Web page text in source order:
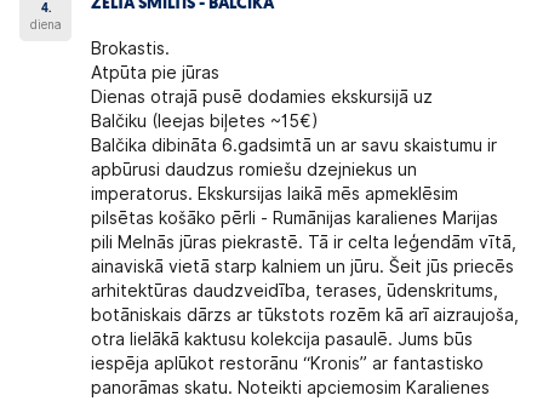
4.
diena
ZELTA SMILTIS - BALČIKA
Brokastis.
Atpūta pie jūras
Dienas otrajā pusē dodamiesekskursijā uz
Balčiku (Ieejas biļetes ~15€)
Balčika dibināta 6.gadsimtā un ar savu skaistumu ir
apbūrusi daudzus romiešu dzejniekus un
imperatorus. Ekskursijas laikā mēs apmeklēsim
pilsētas košāko pērli - Rumānijas karalienes Marijas
pili Melnās jūras piekrastē. Tā ir celta leģendām vītā,
ainaviskā vietā starp kalniem un jūru. Šeit jūs priecēs
arhitektūras daudzveidība, terases, ūdenskritums,
botāniskais dārzs ar tūkstots rozēm kā arī aizraujoša,
otra lielākā kaktusu kolekcija pasaulē. Jums būs
iespēja aplūkot restorānu “Kronis” ar fantastisko
panorāmas skatu. Noteikti apciemosim Karalienes